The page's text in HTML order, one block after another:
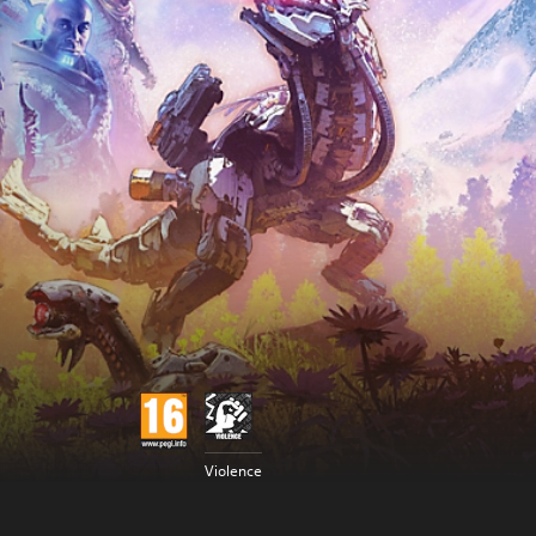
Violence